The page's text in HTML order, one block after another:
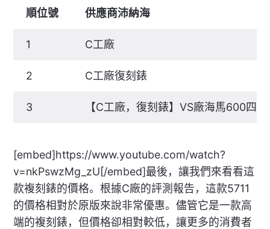
順位號 供應商沛納海
1 C工廠
2 C工廠復刻錶
3 【C工廠，復刻錶】VS廠海馬600四
[embed]https://www.youtube.com/watch?
v=nkPswzMg_zU[/embed]最後，讓我們來看看這
款複刻錶的價格。根據C廠的評測報告，這款5711
的價格相對於原版來說非常優惠。儘管它是一款高
端的複刻錶，但價格卻相對較低，讓更多的消費者